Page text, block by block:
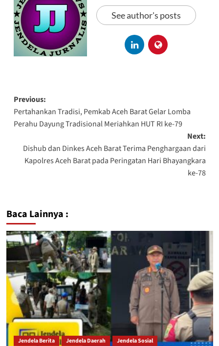
See author's posts
Previous:
Pertahankan Tradisi, Pemkab Aceh Barat Gelar Lomba
Perahu Dayung Tradisional Meriahkan HUT RI ke-79
Next:
Dishub dan Dinkes Aceh Barat Terima Penghargaan dari
Kapolres Aceh Barat pada Peringatan Hari Bhayangkara
ke-78
Baca Lainnya :
Jendela Berita Jendela Daerah Jendela Sosial